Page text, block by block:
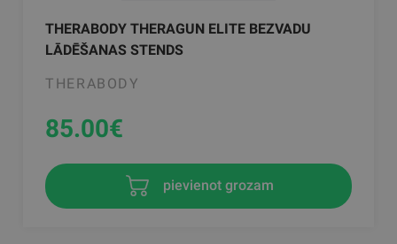
THERABODY THERAGUN ELITE BEZVADU
LĀDĒŠANAS STENDS
THERABODY
85.00€
pievienot grozam